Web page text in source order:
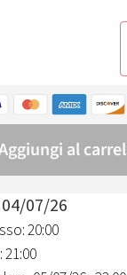
07/26
20:00
21:00